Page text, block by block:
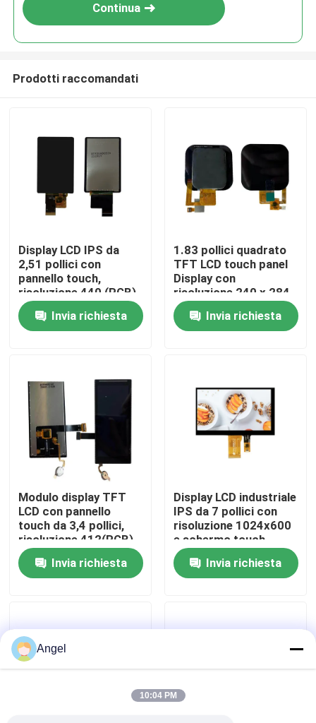
Casa
Video
Manifestazione di VR
Circa noi
Giro della fabbrica
Controllo di qualità
Contattici
Richieda una citazione
Continua
Prodotti raccomandati
Display LCD IPS da
2,51 pollici con
pannello touch,
risoluzione 440 (RGB)
x 696 e luminosità di
850 cd/m2,
interfaccia MIPI
Invia richiesta
1.83 pollici quadrato
TFT LCD touch panel
Display con
risoluzione 240 x 284
e SPI Interface
Invia richiesta
Modulo display TFT
LCD con pannello
touch da 3,4 pollici,
risoluzione 412(RGB)
x 960 e interfaccia
MIPI 2L per uso
industriale
Invia richiesta
Display LCD industriale
IPS da 7 pollici con
risoluzione 1024x600
e schermo touch
capacitivo di 300
luminositàInvia richiesta
Angel
10:04 PM